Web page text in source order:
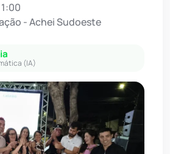
- Achei Sudoeste
(IA)